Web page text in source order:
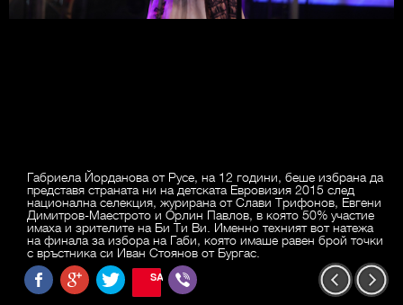
Габриела Йорданова от Русе, на 12 години, беше избрана да
представя страната ни на детската Евровизия 2015 след
национална селекция, журирана от Слави Трифонов, Евгени
Димитров-Маестрото и Орлин Павлов, в която 50% участие
имаха и зрителите на Би Ти Ви. Именно техният вот натежа
на финала за избора на Габи, която имаше равен брой точки
с връстника си Иван Стоянов от Бургас.
SAVE